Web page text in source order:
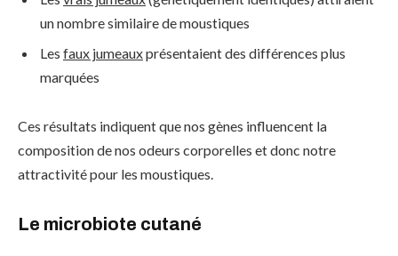
un nombre similaire de moustiques
Les faux jumeauxprésentaient des différences plus
marquées
Ces résultats indiquent que nos gènes influencent la
composition de nos odeurs corporelles et donc notre
attractivité pour les moustiques.
Le microbiote cutané